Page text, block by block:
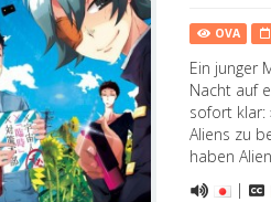
OVA
Ein junger
Nacht auf
sofort klar:
Aliens zu
haben
|